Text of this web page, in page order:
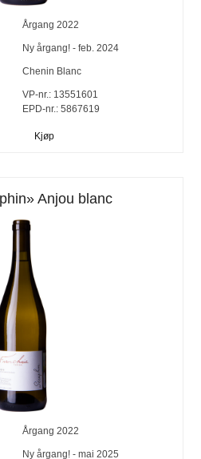
Årgang 2022
Ny årgang! - feb. 2024
Chenin Blanc
VP-nr.: 13551601
EPD-nr.: 5867619
Kjøp
Anjou blanc
Årgang 2022
Ny årgang! - mai 2025